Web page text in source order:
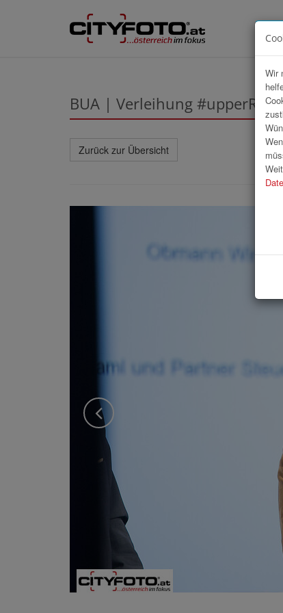
BUA | Verleihung
Zurück zur Übersicht
Wir